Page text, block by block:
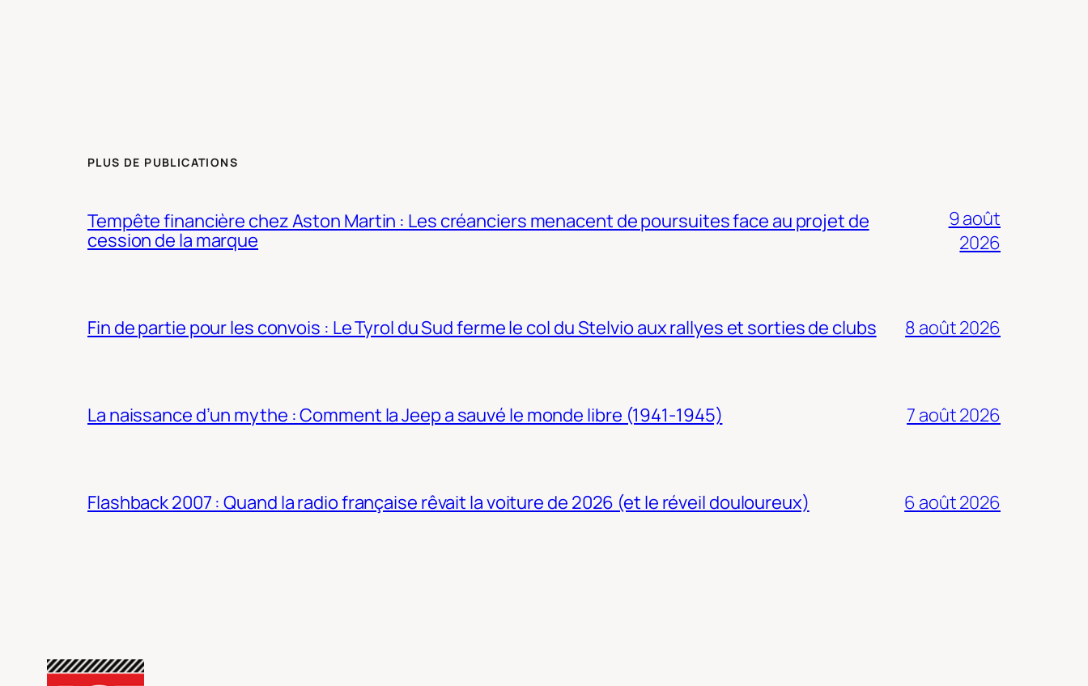
PLUS DE PUBLICATIONS
Tempête financière chez Aston Martin : Les créanciers menacent de poursuites face au projet de
cession de la marque
9 août
2026
Fin de partie pour les convois : Le Tyrol du Sud ferme le col du Stelvio aux rallyes et sorties de clubs 8 août 2026
La naissance d’un mythe : Comment la Jeep a sauvé le monde libre (1941-1945) 7 août 2026
Flashback 2007 : Quand la radio française rêvait la voiture de 2026 (et le réveil douloureux) 6 août 2026